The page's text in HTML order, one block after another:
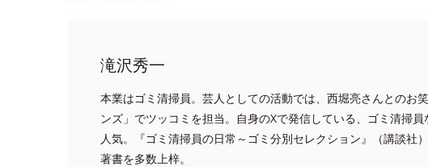
滝沢秀一
本業はゴミ清掃員。芸人としての活動では、西堀亮さんとのお
ンズ」でツッコミを担当。自身のXで発信している、ゴミ清掃
人気。『ゴミ清掃員の日常～ゴミ分別セレクション』（講談社
著書を多数上梓。